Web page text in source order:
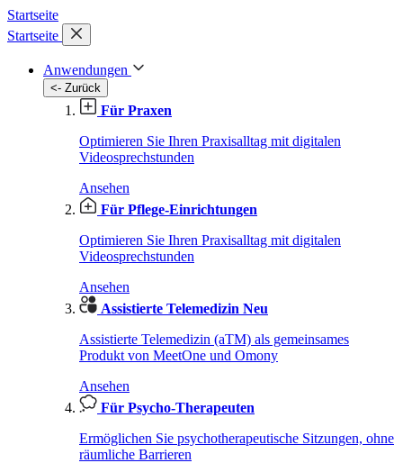
Startseite
Startseite
Anwendungen
<- Zurück
Für Praxen
Optimieren Sie Ihren Praxisalltag mit digitalen
Videosprechstunden
Ansehen
Für Pflege-Einrichtungen
Optimieren Sie Ihren Praxisalltag mit digitalen
Videosprechstunden
Ansehen
Assistierte Telemedizin Neu
Assistierte Telemedizin (aTM) als gemeinsames
Produkt von MeetOne und Omony
Ansehen
Für Psycho-Therapeuten
Ermöglichen Sie psychotherapeutische Sitzungen, ohne
räumliche Barrieren